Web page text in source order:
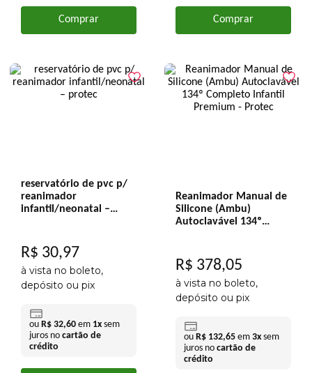
Comprar Comprar
reservatório de pvc p/
reanimador
infantil/neonatal –
R$ 30,97
à vista no boleto,
depósito ou pix
ou R$ 32,60 em 1x sem
juros no cartão de
crédito
Reanimador Manual de
Silicone (Ambu)
Autoclavável 134º
R$ 378,05
à vista no boleto,
depósito ou pix
ou R$ 132,65 em 3x sem
juros no cartão de
crédito